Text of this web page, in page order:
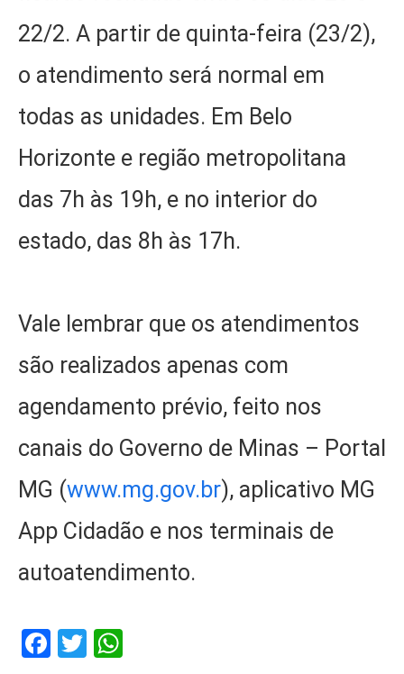
22/2. A partir de quinta-feira (23/2),
o atendimento será normal em
todas as unidades. Em Belo
Horizonte e região metropolitana
das 7h às 19h, e no interior do
estado, das 8h às 17h.
Vale lembrar que os atendimentos
são realizados apenas com
agendamento prévio, feito nos
canais do Governo de Minas – Portal
MG (www.mg.gov.br), aplicativo MG
App Cidadão e nos terminais de
autoatendimento.
Facebook
Twitter